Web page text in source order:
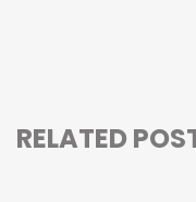
RELATED